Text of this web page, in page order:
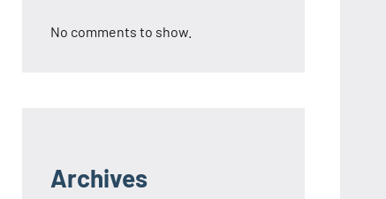
No comments to show.
Archives